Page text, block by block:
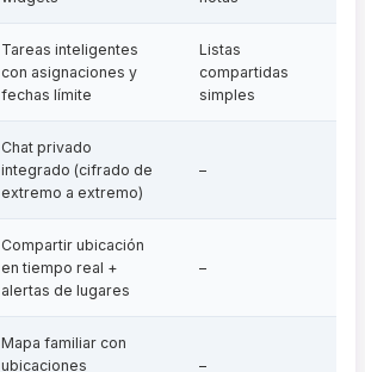
Tareas inteligentes
con asignaciones y
fechas límite
Listas
compartidas
simples
Chat privado
integrado (cifrado de
extremo a extremo)
–
Compartir ubicación
en tiempo real +
alertas de lugares
–
Mapa familiar con
ubicaciones
–